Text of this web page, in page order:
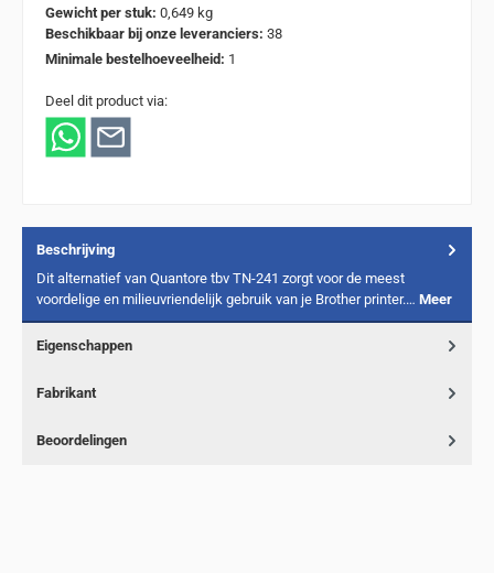
Gewicht per stuk: 0,649 kg
Beschikbaar bij onze leveranciers: 38
Minimale bestelhoeveelheid: 1
Deel dit product via:
Beschrijving
Dit alternatief van Quantore tbv TN-241 zorgt voor de meest
voordelige en milieuvriendelijk gebruik van je Brother printer.… Meer
Eigenschappen
Fabrikant
Beoordelingen